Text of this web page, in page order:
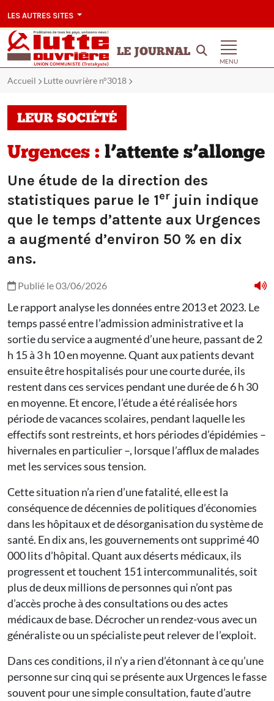
LES AUTRES SITES
LE JOURNAL
MENU
Accueil Lutte ouvrière n°3018
LEUR SOCIÉTÉ
Urgences : l’attente s’allonge
Une étude de la direction des
statistiques parue le 1er juin indique
que le temps d’attente aux Urgences
a augmenté d’environ 50 % en dix
ans.
Publié le 03/06/2026
Le rapport analyse les données entre 2013 et 2023. Le
temps passé entre l’admission administrative et la
sortie du service a augmenté d’une heure, passant de 2
h 15 à 3 h 10 en moyenne. Quant aux patients devant
ensuite être hospitalisés pour une courte durée, ils
restent dans ces services pendant une durée de 6 h 30
en moyenne. Et encore, l’étude a été réalisée hors
période de vacances scolaires, pendant laquelle les
effectifs sont restreints, et hors périodes d’épidémies –
hivernales en particulier –, lorsque l’afflux de malades
met les services sous tension.
Cette situation n’a rien d’une fatalité, elle est la
conséquence de décennies de politiques d’économies
dans les hôpitaux et de désorganisation du système de
santé. En dix ans, les gouvernements ont supprimé 40
000 lits d’hôpital. Quant aux déserts médicaux, ils
progressent et touchent 151 intercommunalités, soit
plus de deux millions de personnes qui n’ont pas
d’accès proche à des consultations ou des actes
médicaux de base. Décrocher un rendez-vous avec un
généraliste ou un spécialiste peut relever de l’exploit.
Dans ces conditions, il n’y a rien d’étonnant à ce qu’une
personne sur cinq qui se présente aux Urgences le fasse
souvent pour une simple consultation, faute d’autre